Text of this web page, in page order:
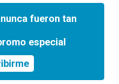
fueron tan
especial